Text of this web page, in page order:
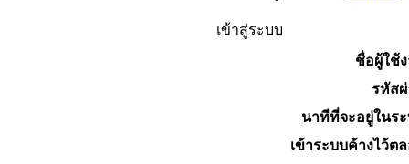
เข้าสู่ระบบ
ชื่อผู้ใช้
รหัส
นาทีที่จะอยู่ในร
เข้าระบบค้างไว้ต